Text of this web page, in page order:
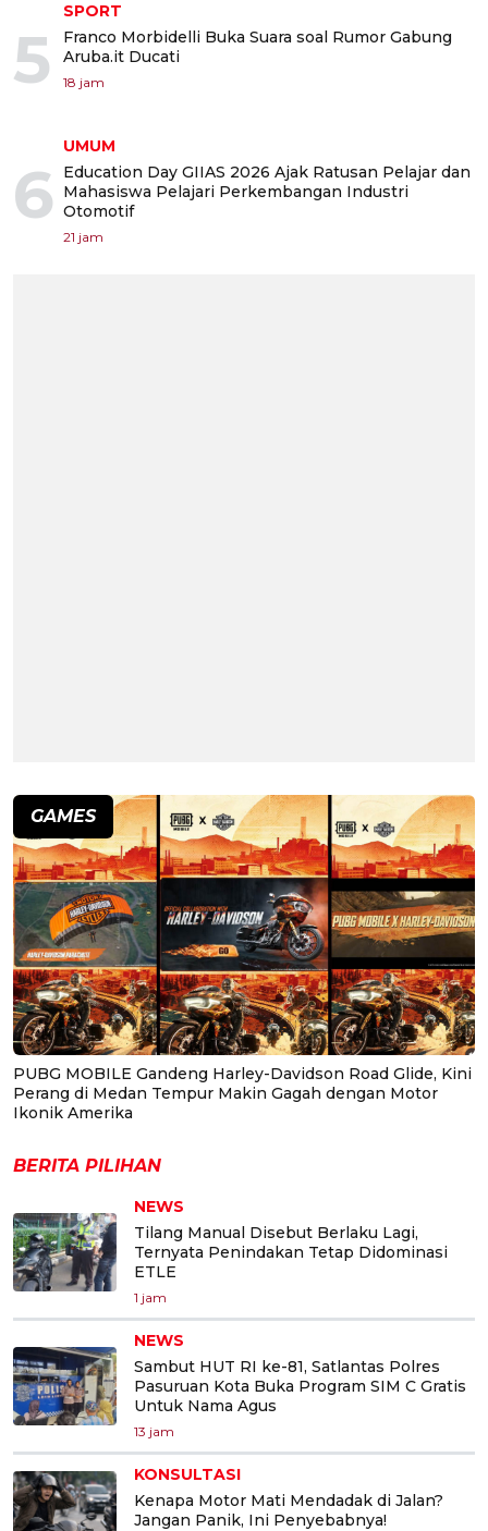
5
SPORT
Franco Morbidelli Buka Suara soal Rumor Gabung
Aruba.it Ducati
18 jam
6
UMUM
Education Day GIIAS 2026 Ajak Ratusan Pelajar dan
Mahasiswa Pelajari Perkembangan Industri
Otomotif
21 jam
GAMES
PUBG MOBILE Gandeng Harley-Davidson Road Glide, Kini
Perang di Medan Tempur Makin Gagah dengan Motor
Ikonik Amerika
BERITA PILIHAN
NEWS
Tilang Manual Disebut Berlaku Lagi,
Ternyata Penindakan Tetap Didominasi
ETLE
1 jam
NEWS
Sambut HUT RI ke-81, Satlantas Polres
Pasuruan Kota Buka Program SIM C Gratis
Untuk Nama Agus
13 jam
KONSULTASI
Kenapa Motor Mati Mendadak di Jalan?
Jangan Panik, Ini Penyebabnya!